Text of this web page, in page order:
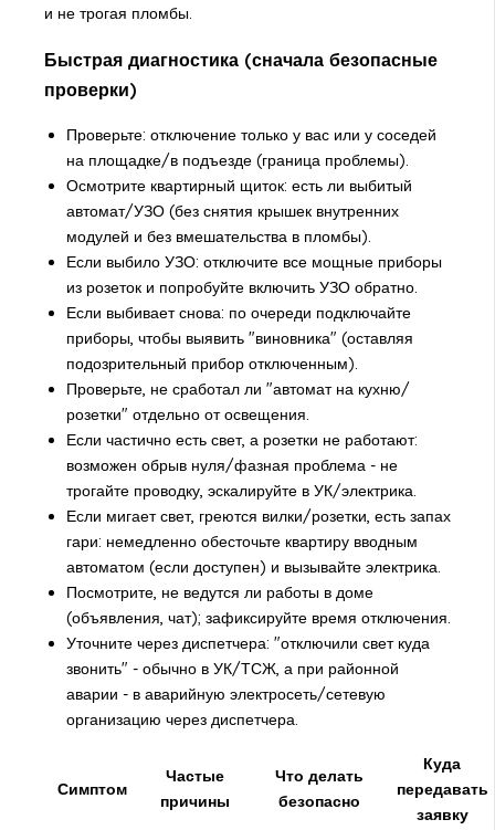
и не трогая пломбы.
Быстрая диагностика (сначала безопасные
проверки)
Проверьте: отключение только у вас или у соседей
на площадке/в подъезде (граница проблемы).
Осмотрите квартирный щиток: есть ли выбитый
автомат/УЗО (без снятия крышек внутренних
модулей и без вмешательства в пломбы).
Если выбило УЗО: отключите все мощные приборы
из розеток и попробуйте включить УЗО обратно.
Если выбивает снова: по очереди подключайте
приборы, чтобы выявить "виновника" (оставляя
подозрительный прибор отключенным).
Проверьте, не сработал ли "автомат на кухню/
розетки" отдельно от освещения.
Если частично есть свет, а розетки не работают:
возможен обрыв нуля/фазная проблема - не
трогайте проводку, эскалируйте в УК/электрика.
Если мигает свет, греются вилки/розетки, есть запах
гари: немедленно обесточьте квартиру вводным
автоматом (если доступен) и вызывайте электрика.
Посмотрите, не ведутся ли работы в доме
(объявления, чат); зафиксируйте время отключения.
Уточните через диспетчера: "отключили свет куда
звонить" - обычно в УК/ТСЖ, а при районной
аварии - в аварийную электросеть/сетевую
организацию через диспетчера.
Симптом
Частые
причины
Что делать
безопасно
Куда
передавать
заявку